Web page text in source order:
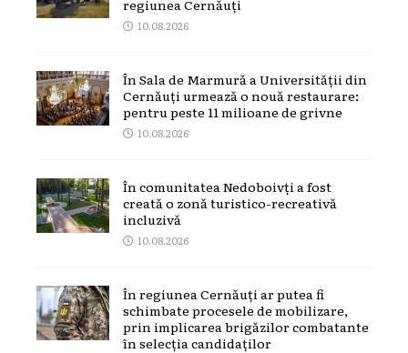
regiunea Cernăuți
10.08.2026
În Sala de Marmură a Universității din
Cernăuți urmează o nouă restaurare:
pentru peste 11 milioane de grivne
10.08.2026
În comunitatea Nedoboivți a fost
creată o zonă turistico-recreativă
incluzivă
10.08.2026
În regiunea Cernăuți ar putea fi
schimbate procesele de mobilizare,
prin implicarea brigăzilor combatante
în selecția candidaților